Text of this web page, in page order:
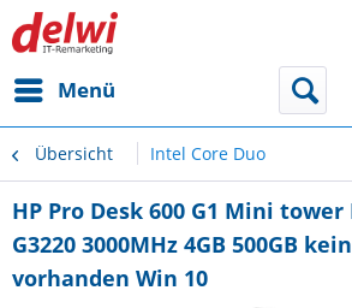
Menü
Übersicht Intel Core Duo
HP Pro Desk 600 G1 Mini
G3220 3000MHz 4GB 500GB
vorhanden Win 10